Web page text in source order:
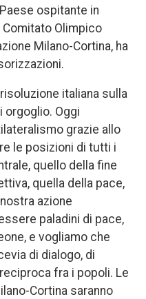
ospitante in
Olimpico
Milano-Cortina, ha
italiana sulla
orgoglio. Oggi
grazie allo
le posizioni di tutti i
quello della fine
quella della pace,
azione
paladini di pace,
e vogliamo che
di dialogo, di
fra i popoli. Le
Cortina saranno